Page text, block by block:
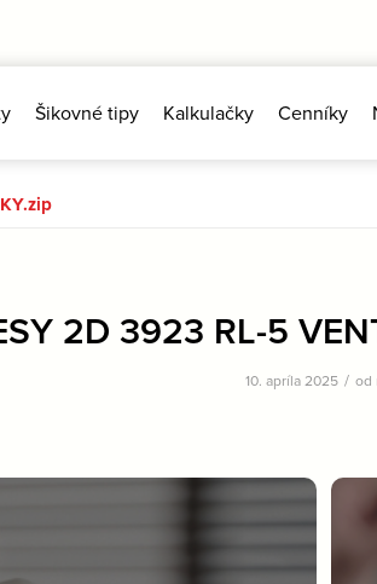
Šikovné tipy Kalkulačky Cenníky
2D 3923 RL-5
10. apríla 2025 / od